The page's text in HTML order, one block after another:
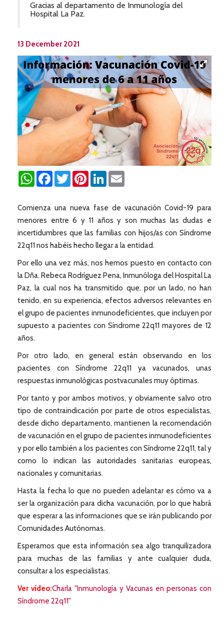
Gracias al departamento de Inmunología del
Hospital La Paz.
13 December 2021
WhatsAppFacebookTwitterPinterestLinkedIn
Comienza una nueva fase de vacunación Covid-19 para
menores entre 6 y 11 años y son muchas las dudas e
incertidumbres que las familias con hijos/as con Síndrome
22q11 nos habéis hecho llegar a la entidad.
Por ello una vez más, nos hemos puesto en contacto con
la Dña. Rebeca Rodríguez Pena, Inmunóloga del Hospital La
Paz, la cual nos ha transmitido que, por un lado, no han
tenido, en su experiencia, efectos adversos relevantes en
el grupo de pacientes inmunodeficientes, que incluyen por
supuesto a pacientes con Síndrome 22q11 mayores de 12
años.
Por otro lado, en general están observando en los
pacientes con Síndrome 22q11 ya vacunados, unas
respuestas inmunológicas postvacunales muy óptimas.
Por tanto y por ambos motivos, y obviamente salvo otro
tipo de contraindicación por parte de otros especialistas,
desde dicho departamento, mantienen la recomendación
de vacunación en el grupo de pacientes inmunodeficientes
y por ello también a los pacientes con Síndrome 22q11, tal y
como lo indican las autoridades sanitarias europeas,
nacionales y comunitarias.
Hasta la fecha lo que no pueden adelantar es cómo va a
ser la organización para dicha vacunación, por lo que habrá
que esperar a las informaciones que se irán publicando por
Comunidades Autónomas.
Esperamos que esta información sea algo tranquilizadora
para muchas de las familias y ante cualquier duda,
consultar a los especialistas.
Ver vídeo:Charla "Inmunología y Vacunas en personas con
Síndrome 22q11"